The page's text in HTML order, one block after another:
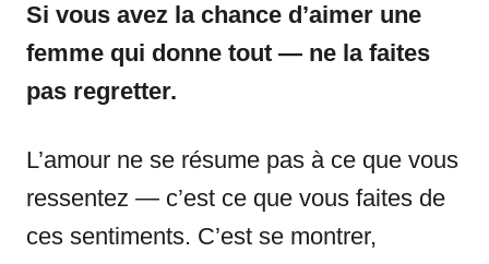
Si vous avez la chance d’aimer une
femme qui donne tout — ne la faites
pas regretter.
L’amour ne se résume pas à ce que vous
ressentez — c’est ce que vous faites de
ces sentiments. C’est se montrer,